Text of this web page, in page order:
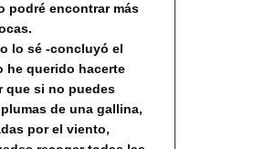
podré encontrar más
lo sé -concluyó el
he querido hacerte
que si no puedes
de una gallina,
por el viento,